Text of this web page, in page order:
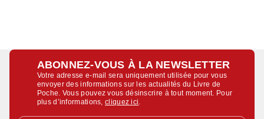
ABONNEZ-VOUS À LA NEWSLETTER
Votre adresse e-mail sera uniquement utilisée pour vous
envoyer des informations sur les actualités du Livre de
Poche. Vous pouvez vous désinscrire à tout moment. Pour
plus d’informations,cliquez ici